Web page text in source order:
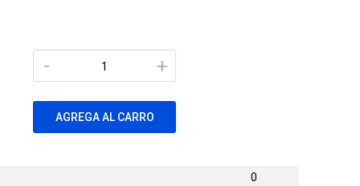
+
-
AGREGA AL CARRO
0